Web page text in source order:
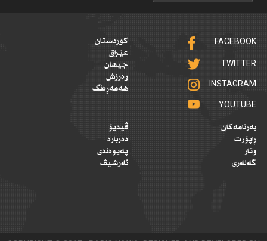
FACEBOOK
TWITTER
INSTAGRAM
YOUTUBE
کوردستان
عێراق
جیهان
وەرزش
هەمەڕەنگ
بەرنامەکان
ڕاپۆرت
وتار
گەلەری
ڤیدیۆ
دەربارە
پەیوەندی
ئەرشیڤ